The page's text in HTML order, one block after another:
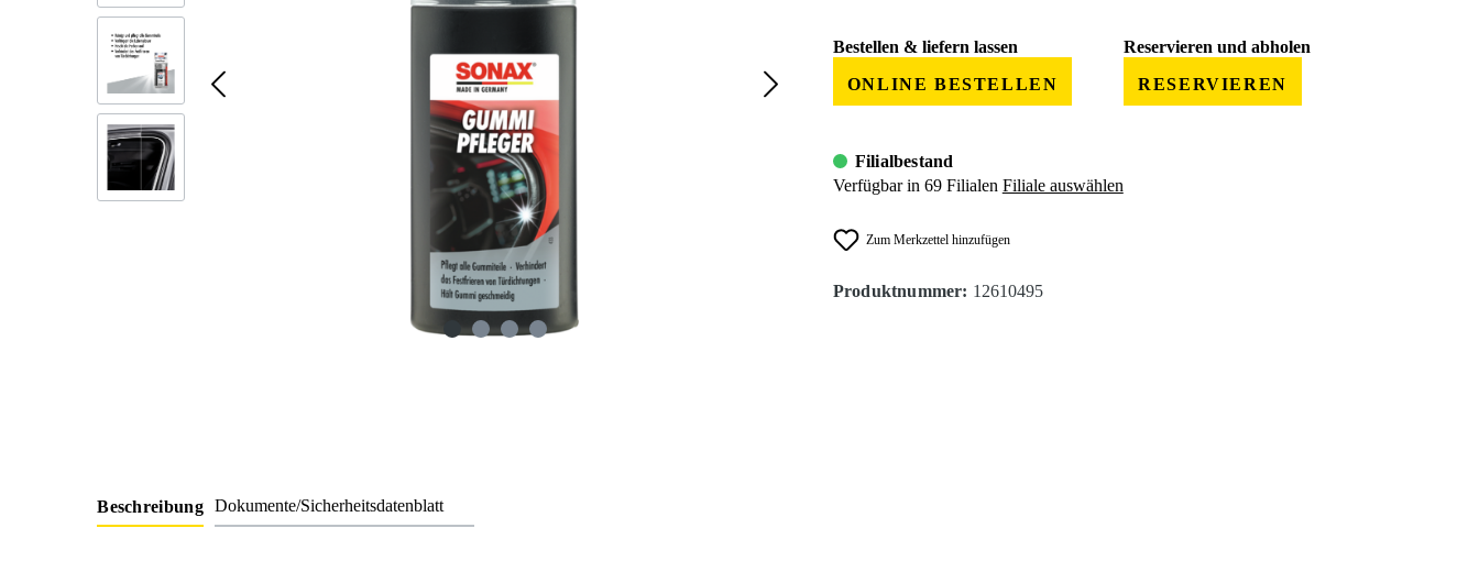
Bestellen & liefern lassen
ONLINE BESTELLEN
Reservieren und abholen
RESERVIEREN
Filialbestand
Verfügbar in 69 Filialen Filiale auswählen
Zum Merkzettel hinzufügen
Produktnummer: 12610495
Beschreibung Dokumente/Sicherheitsdatenblatt